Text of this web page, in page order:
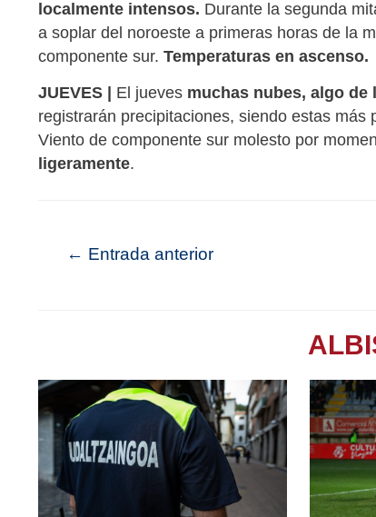
localmente intensos. Durante la segunda
a soplar del noroeste a primeras horas de la
componente sur. Temperaturas en ascenso.
JUEVES | El jueves muchas nubes, algo de
registrarán precipitaciones, siendo estas
Viento de componente sur molesto por
ligeramente.
← Entrada anterior